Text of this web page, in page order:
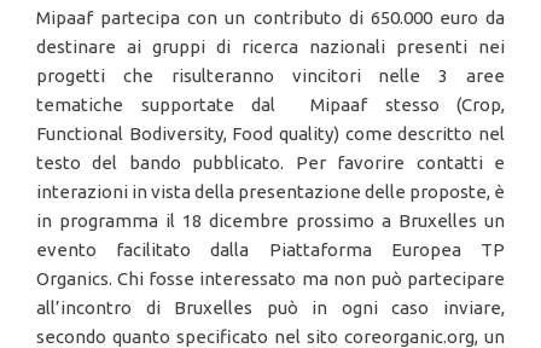
Mipaaf partecipa con un contributo di 650.000 euro da
destinare ai gruppi di ricerca nazionali presenti nei
progetti che risulteranno vincitori nelle 3 aree
tematiche supportate dal Mipaaf stesso (Crop,
Functional Bodiversity, Food quality) come descritto nel
testo del bando pubblicato. Per favorire contatti e
interazioni in vista della presentazione delle proposte, è
in programma il 18 dicembre prossimo a Bruxelles un
evento facilitato dalla Piattaforma Europea TP
Organics. Chi fosse interessato ma non può partecipare
all’incontro di Bruxelles può in ogni caso inviare,
secondo quanto specificato nel sito coreorganic.org, un